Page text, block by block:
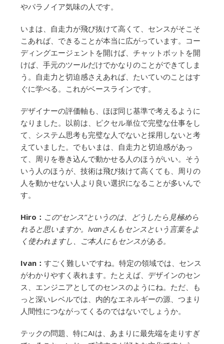
やパラノイア気味の人です。
いまは、自走力が飛び抜けて高くて、センスがそこそ
こあれば、できることが本当に広がっています。コー
ディングエージェントを開けば、チャットボットを開
けば、手元のツールだけでかなりのことができてしま
う。自走力と切迫感さえあれば、たいていのことはす
ぐに学べる。これがベースラインです。
デザイナーの評価軸も、ほぼ同じ基準で考えるように
なりました。以前は、ピクセル単位で完璧な仕事をし
て、システム思考も完璧な人でないと採用しないと考
えていました。でもいまは、自走力と切迫感があっ
て、周りを巻き込んで動かせる人のほうがいい。そう
いう人のほうが、技術は飛び抜けて高くても、周りの
人を動かせない人より良い選択になることが多いんで
す。
Hiro： この“センス”というのは、どうしたら見極めら
れると思いますか。Ivanさんもセンスという言葉をよ
く使われますし、ご本人にもセンスがある。
Ivan： すごく難しいですね。特定の領域では、センス
がわかりやすく表れます。たとえば、デザインのセン
ス、エンジニアとしてのセンスのようにね。ただ、も
っと深いレベルでは、内的なエネルギーの源、つまり
人間性につながってくるのではないでしょうか。
テックの問題、特にAIは、あまりに最先端を走りすぎ